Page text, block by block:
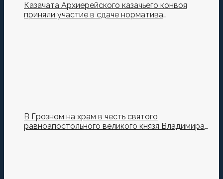
Казачата Архиерейского казачьего конвоя
приняли участие в сдаче норматива
В Грозном на храм в честь святого
равноапостольного великого князя Владимира